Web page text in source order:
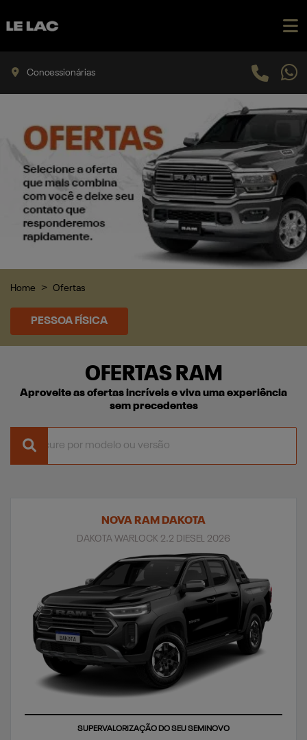
Concessionárias
Home Ofertas
PESSOA FÍSICA
OFERTAS RAM
Aproveite as ofertas incríveis e viva uma experiência
sem precedentes
NOVA RAM DAKOTA
DAKOTA WARLOCK 2.2 DIESEL 2026
SUPERVALORIZAÇÃO DO SEU SEMINOVO